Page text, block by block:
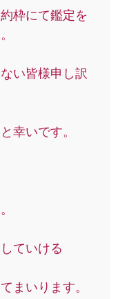
枠にて鑑定を
い皆様申し訳
幸いです。
ていける
まいります。